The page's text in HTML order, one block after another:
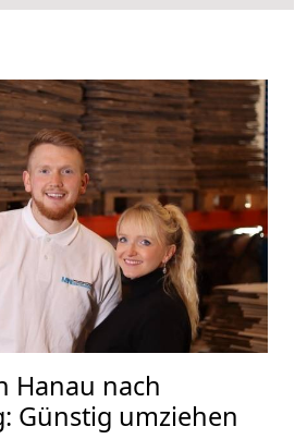
Hanau nach
Günstig umziehen